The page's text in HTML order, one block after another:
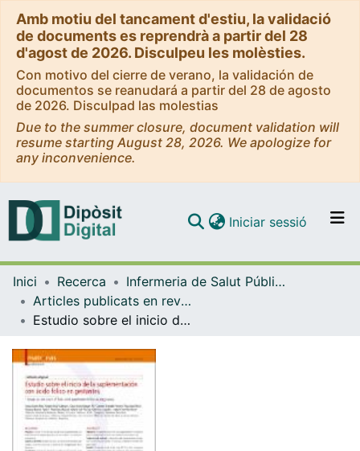
Amb motiu del tancament d'estiu, la validació
de documents es reprendrà a partir del 28
d'agost de 2026. Disculpeu les molèsties.
Con motivo del cierre de verano, la validación de
documentos se reanudará a partir del 28 de agosto
de 2026. Disculpad las molestias
Due to the summer closure, document validation will
resume starting August 28, 2026. We apologize for
any inconvenience.
Navega per tot el DD
Com publicar
Iniciar sessió (current)
Inici Recerca
Infermeria de Salut Pública, Salut Mental i Maternoinfantil
Articles publicats en revistes (Infermeria de Salut Pública, Salut mental i Maternoinfantil)
Estudio sobre el inicio de la suplementación con ácido fólico en gestantes